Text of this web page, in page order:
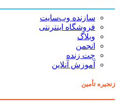
سازنده وب‌سایت
فروشگاه اینترنتی
وبلاگ
انجمن
چت زنده
آموزش آنلاین
زنجیره تأمین